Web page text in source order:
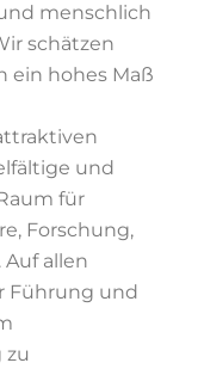
menschlich
schätzen
ein hohes Maß
und
für
Forschung,
allen
Führung und
zu